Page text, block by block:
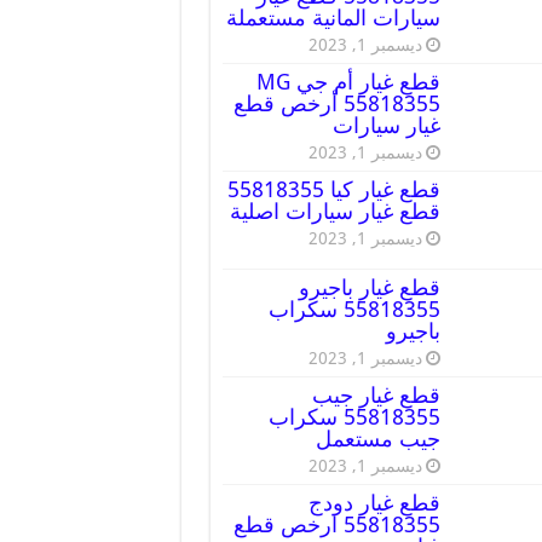
سيارات المانية مستعملة
ديسمبر 1, 2023
قطع غيار أم جي MG
55818355 أرخص قطع
غيار سيارات
ديسمبر 1, 2023
قطع غيار كيا 55818355
قطع غيار سيارات اصلية
ديسمبر 1, 2023
قطع غيار باجيرو
55818355 سكراب
باجيرو
ديسمبر 1, 2023
قطع غيار جيب
55818355 سكراب
جيب مستعمل
ديسمبر 1, 2023
قطع غيار دودج
55818355 ارخص قطع